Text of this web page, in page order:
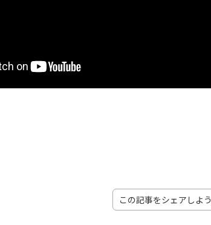
この記事をシェアしよう